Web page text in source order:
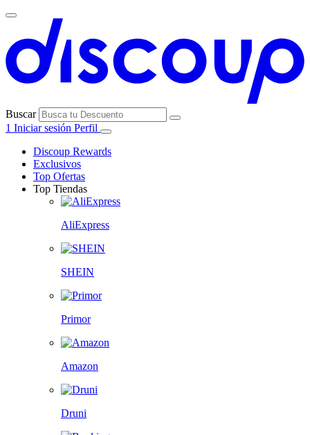
Buscar
1 Iniciar sesión Perfil
Discoup Rewards
Exclusivos
Top Ofertas
Top Tiendas
AliExpress
SHEIN
Primor
Amazon
Druni